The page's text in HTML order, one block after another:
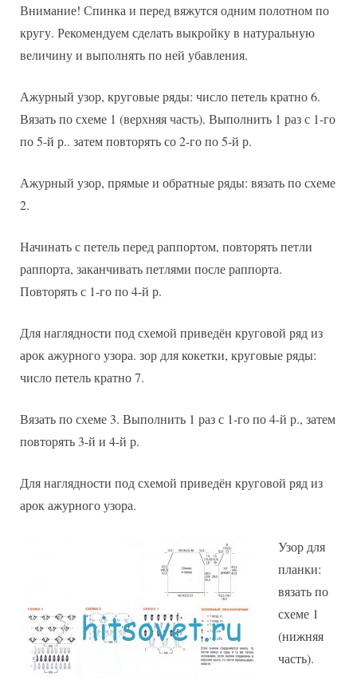
Внимание! Спинка и перед вяжутся одним полотном по
кругу. Рекомендуем сделать выкройку в натуральную
величину и выполнять по ней убавления.
Ажурный узор, круговые ряды: число петель кратно 6.
Вязать по схеме 1 (верхняя часть). Выполнить 1 раз с 1-го
по 5-й р.. затем повторять со 2-го по 5-й р.
Ажурный узор, прямые и обратные ряды: вязать по схеме
2.
Начинать с петель перед раппортом, повторять петли
раппорта, заканчивать петлями после раппорта.
Повторять с 1-го по 4-й р.
Для наглядности под схемой приведён круговой ряд из
арок ажурного узора. зор для кокетки, круговые ряды:
число петель кратно 7.
Вязать по схеме 3. Выполнить 1 раз с 1-го по 4-й р., затем
повторять 3-й и 4-й р.
Для наглядности под схемой приведён круговой ряд из
арок ажурного узора.
Узор для
планки:
вязать по
схеме 1
(нижняя
часть).